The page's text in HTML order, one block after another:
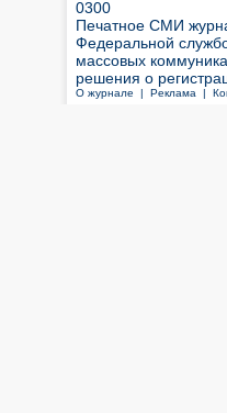
0300
Печатное СМИ
Федеральной
массовых
решения о
О журнале | Реклама |